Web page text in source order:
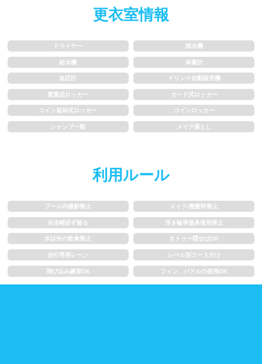
更衣室情報
ドライヤー 脱水機
給水機 体重計
血圧計 ドリンク自動販売機
貴重品ロッカー カード式ロッカー
コイン返却式ロッカー コインロッカー
シャンプー類 メイク落とし
利用ルール
プール内撮影禁止 メイク/整髪料禁止
水泳帽必ず被る 浮き輪等遊具使用禁止
水以外の飲食禁止 タトゥー隠せばOK
歩行専用レーン レベル別コース分け
飛び込み練習OK フィン、パドルの使用OK
飛び込み練習OK フィン、パドルの使用OK
スクール
子供向け水泳教室 大人向け水泳教室
バスタオル
浮き輪類 水泳帽、ゴーグル
施設利用